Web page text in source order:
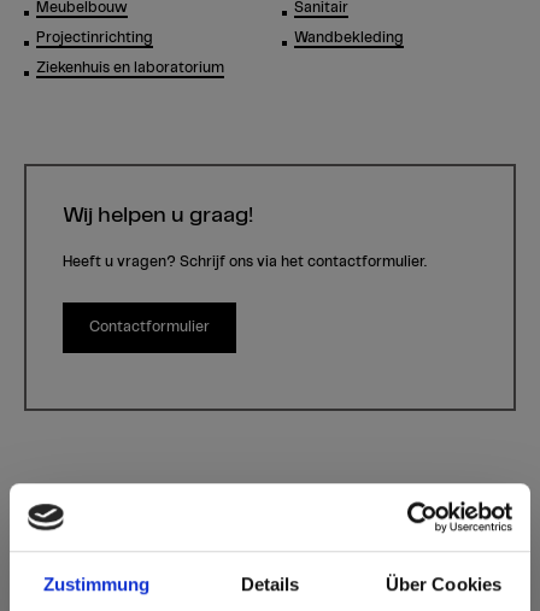
Zustimmung Details Über Cookies
Meubelbouw
Projectinrichting
Ziekenhuis en laboratorium
Sanitair
Wandbekleding
Wij helpen u graag!
Heeft u vragen? Schrijf ons via het contactformulier.
Contactformulier
Max Compact Interior Black core 0901 Dark